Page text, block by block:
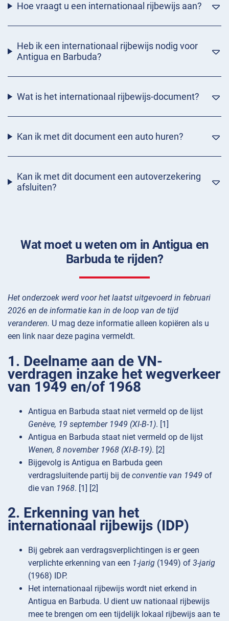
Hoe vraagt u een internationaal rijbewijs aan?
Heb ik een internationaal rijbewijs nodig voor
Antigua en Barbuda?
Wat is het internationaal rijbewijs-document?
Kan ik met dit document een auto huren?
Kan ik met dit document een autoverzekering
afsluiten?
Wat moet u weten om in Antigua en
Barbuda te rijden?
Het onderzoek werd voor het laatst uitgevoerd in februari
2026 en de informatie kan in de loop van de tijd
veranderen. U mag deze informatie alleen kopiëren als u
een link naar deze pagina vermeldt.
1. Deelname aan de VN-
verdragen inzake het wegverkeer
van 1949 en/of 1968
Antigua en Barbuda staat niet vermeld op de lijst
Genève, 19 september 1949 (XI-B-1). [1]
Antigua en Barbuda staat niet vermeld op de lijst
Wenen, 8 november 1968 (XI-B-19). [2]
Bijgevolg is Antigua en Barbuda geen
verdragsluitende partij bij de conventie van 1949 of
die van 1968. [1] [2]
2. Erkenning van het
internationaal rijbewijs (IDP)
Bij gebrek aan verdragsverplichtingen is er geen
verplichte erkenning van een 1-jarig (1949) of 3-jarig
(1968) IDP.
Het internationaal rijbewijs wordt niet erkend in
Antigua en Barbuda. U dient uw nationaal rijbewijs
mee te brengen om een tijdelijk lokaal rijbewijs aan te